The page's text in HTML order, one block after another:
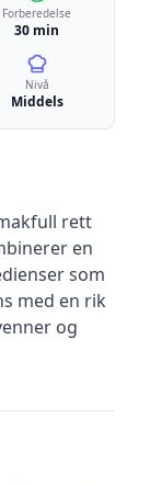
Forberedelse
30 min
Nivå
Middels
rett
en
som
med en rik
og